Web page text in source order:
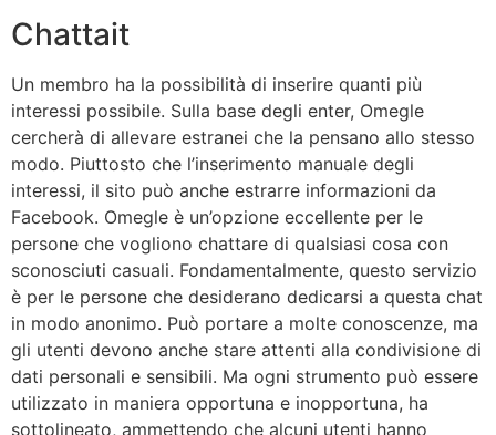
Chattait
Un membro ha la possibilità di inserire quanti più
interessi possibile. Sulla base degli enter, Omegle
cercherà di allevare estranei che la pensano allo stesso
modo. Piuttosto che l’inserimento manuale degli
interessi, il sito può anche estrarre informazioni da
Facebook. Omegle è un’opzione eccellente per le
persone che vogliono chattare di qualsiasi cosa con
sconosciuti casuali. Fondamentalmente, questo servizio
è per le persone che desiderano dedicarsi a questa chat
in modo anonimo. Può portare a molte conoscenze, ma
gli utenti devono anche stare attenti alla condivisione di
dati personali e sensibili. Ma ogni strumento può essere
utilizzato in maniera opportuna e inopportuna, ha
sottolineato, ammettendo che alcuni utenti hanno